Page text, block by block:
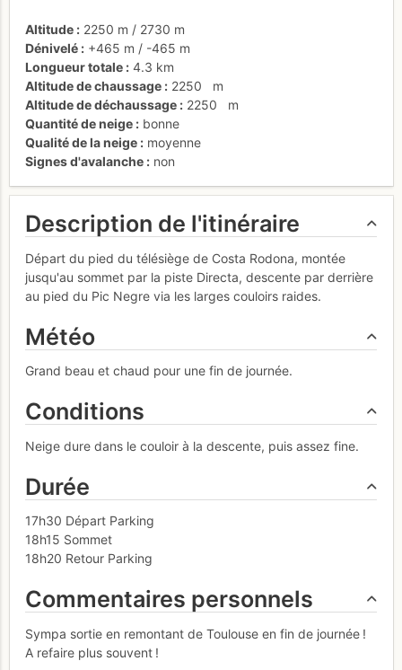
Altitude 2250 m / 2730 m
Dénivelé
+465 m / -465 m
Longueur totale
4.3 km
Altitude de chaussage
2250
m
Altitude de déchaussage
2250
m
Quantité de neige
bonne
Qualité de la neige
moyenne
Signes d'avalanche
non
Description de l'itinéraire
Départ du pied du télésiège de Costa Rodona, montée
jusqu'au sommet par la piste Directa, descente par derrière
au pied du Pic Negre via les larges couloirs raides.
Météo
Grand beau et chaud pour une fin de journée.
Conditions
Neige dure dans le couloir à la descente, puis assez fine.
Durée
17h30 Départ Parking
18h15 Sommet
18h20 Retour Parking
Commentaires personnels
Sympa sortie en remontant de Toulouse en fin de journée !
A refaire plus souvent !